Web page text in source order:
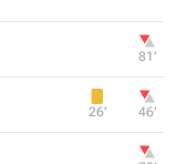
81‎’‎
26‎’‎ 46‎’‎